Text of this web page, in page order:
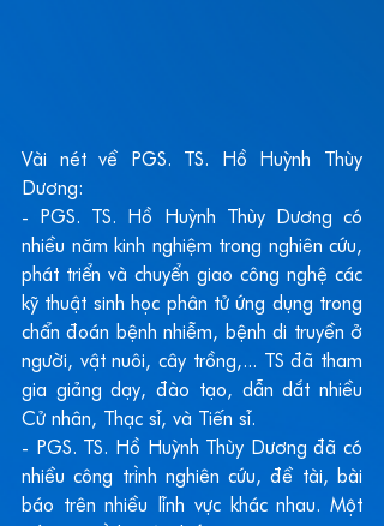
Vài nét về PGS. TS. Hồ Huỳnh Thùy
Dương:
- PGS. TS. Hồ Huỳnh Thùy Dương có
nhiều năm kinh nghiệm trong nghiên cứu,
phát triển và chuyển giao công nghệ các
kỹ thuật sinh học phân tử ứng dụng trong
chẩn đoán bệnh nhiễm, bệnh di truyền ở
người, vật nuôi, cây trồng,... TS đã tham
gia giảng dạy, đào tạo, dẫn dắt nhiều
Cử nhân, Thạc sĩ, và Tiến sĩ.
- PGS. TS. Hồ Huỳnh Thùy Dương đã có
nhiều công trình nghiên cứu, đề tài, bài
báo trên nhiều lĩnh vực khác nhau. Một